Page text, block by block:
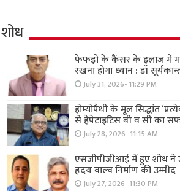
शोध
फेफड़ों के कैंसर के इलाज में
रखना होगा ध्यान : डॉ
July 31, 2026- 11:29 PM
होम्योपैथी के मूल सिद्धांत
से हेपेटाइटिस बी व सी का
July 28, 2026- 11:15 AM
एसजीपीजीआई में हुए शोध
हृदय वाल्व निर्माण की उम्मीद
July 27, 2026- 11:30 PM